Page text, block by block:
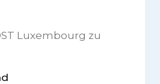
Luxembourg zu